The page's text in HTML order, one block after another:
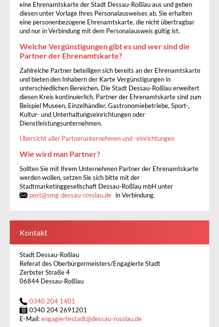
eine Ehrenamtskarte der Stadt Dessau-Roßlau aus und geben
diesen unter Vorlage Ihres Personalausweises ab. Sie erhalten
eine personenbezogene Ehrenamtskarte, die nicht übertragbar
und nur in Verbindung mit dem Personalausweis gültig ist.
Welche Vergünstigungen gibt es und wer sind die
Partner der Ehrenamtskarte?
Zahlreiche Partner beteiligen sich bereits an der Ehrenamtskarte
und bieten den Inhabern der Karte Vergünstigungen in
unterschiedlichen Bereichen. Die Stadt Dessau-Roßlau erweitert
diesen Kreis kontinuierlich. Partner der Ehrenamtskarte sind zum
Beispiel Museen, Einzelhändler, Gastronomiebetriebe, Sport-,
Kultur- und Unterhaltungseinrichtungen oder
Dienstleistungsunternehmen.
Übersicht aller Partnerunternehmen und -einrichtungen
Wie wird man Partner?
Sollten Sie mit Ihrem Unternehmen Partner der Ehrenamtskarte
werden wollen, setzen Sie sich bitte mit der
Stadtmarketinggesellschaft Dessau-Roßlau mbH unter
post@smg-dessau-rosslau.de in Verbindung.
Kontakt
Stadt Dessau-Roßlau
Referat des Oberbürgermeisters/Engagierte Stadt
Zerbster Straße 4
06844 Dessau-Roßlau
0340 204 1401
0340 204 2691201
E-Mail: engagiertestadt@dessau-rosslau.de